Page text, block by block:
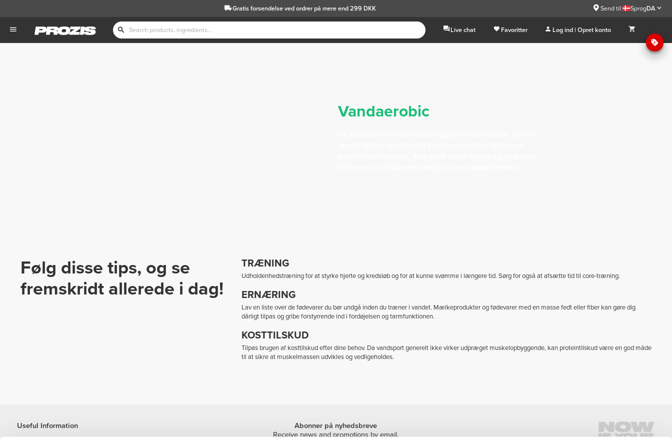
Gratis forsendelseved ordrer på mere end 299 DKK Send til: SprogDA
Live chat Favoritter Log ind | Opret konto
Vandaerobic
Følg disse tips, og se
fremskridt allerede i dag!
TRÆNING
Udholdenhedstræning for at styrke hjerte og kredsløb og for at kunne svømme i længere tid. Sørg for også at afsætte tid til core-træning.
ERNÆRING
Lav en liste over de fødevarer du bør undgå inden du træner i vandet. Mælkeprodukter og fødevarer med en masse fedt eller fiber kan gøre dig
dårligt tilpas og gribe forstyrrende ind i fordøjelsen og tarmfunktionen.
KOSTTILSKUD
Tilpas brugen af kosttilskud efter dine behov. Da vandsport generelt ikke virker udpræget muskelopbyggende, kan proteintilskud være en god måde
til at sikre at muskelmassen udvikles og vedligeholdes.
Useful Information
Abonner på nyhedsbreve
Receive news and promotions by email.